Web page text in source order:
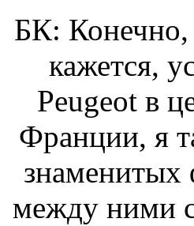
БК: Конечно,
кажется,
Peugeot в
Франции, я
знаменитых
между ними